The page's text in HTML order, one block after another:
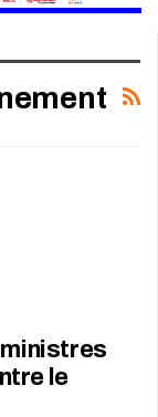
le